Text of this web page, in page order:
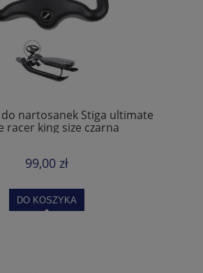
nartosanek Stiga ultimate
racer king size czarna
99,00 zł
DO KOSZYKA